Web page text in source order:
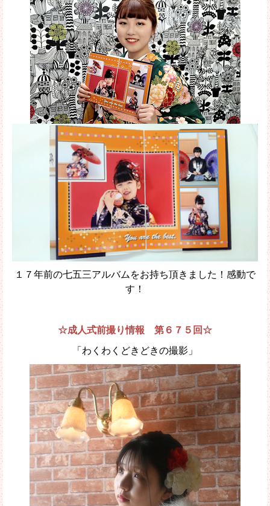
１７年前の七五三アルバムをお持ち頂きました！感動で
す！
☆成人式前撮り情報 第６７５回☆
「わくわくどきどきの撮影」